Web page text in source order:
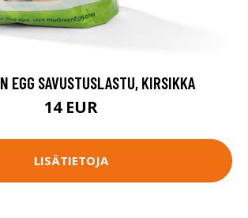
EGG SAVUSTUSLASTU, KIRSIKKA
14 EUR
LISÄTIETOJA